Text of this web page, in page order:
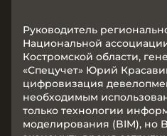
Руководитель
Национальной
Костромской области,
«Спецучет» Юрий
цифровизация
необходимым
только технологии
моделирования (BIM), но